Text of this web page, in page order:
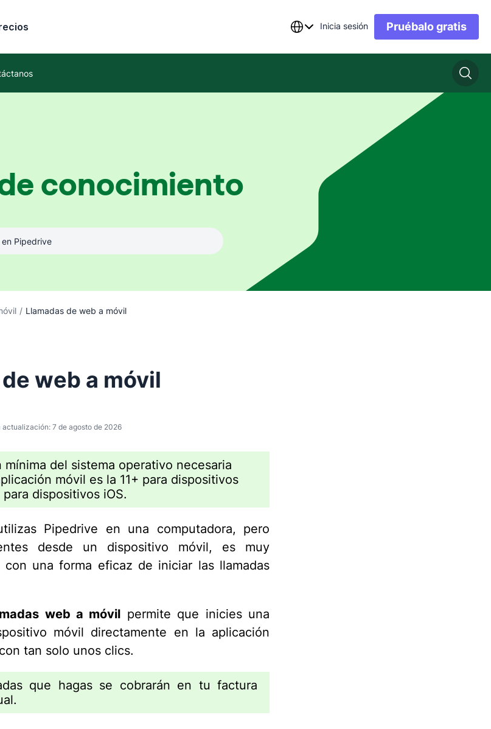
Inicia sesión Pruébalo gratis
conocimiento
/ Llamadas de web a móvil
web a móvil
actualización: 7 de agosto de 2026
mínima del sistema operativo necesaria
móvil es la 11+ para dispositivos
dispositivos iOS.
Pipedrive en una computadora, pero
desde un dispositivo móvil, es muy
con una forma eficaz de iniciar las llamadas
web a móvil permite que inicies una
móvil directamente en la aplicación
tan solo unos clics.
que hagas se cobrarán en tu factura